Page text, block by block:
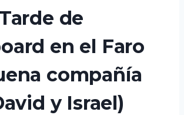
de
en el Faro
compañía
y Israel)